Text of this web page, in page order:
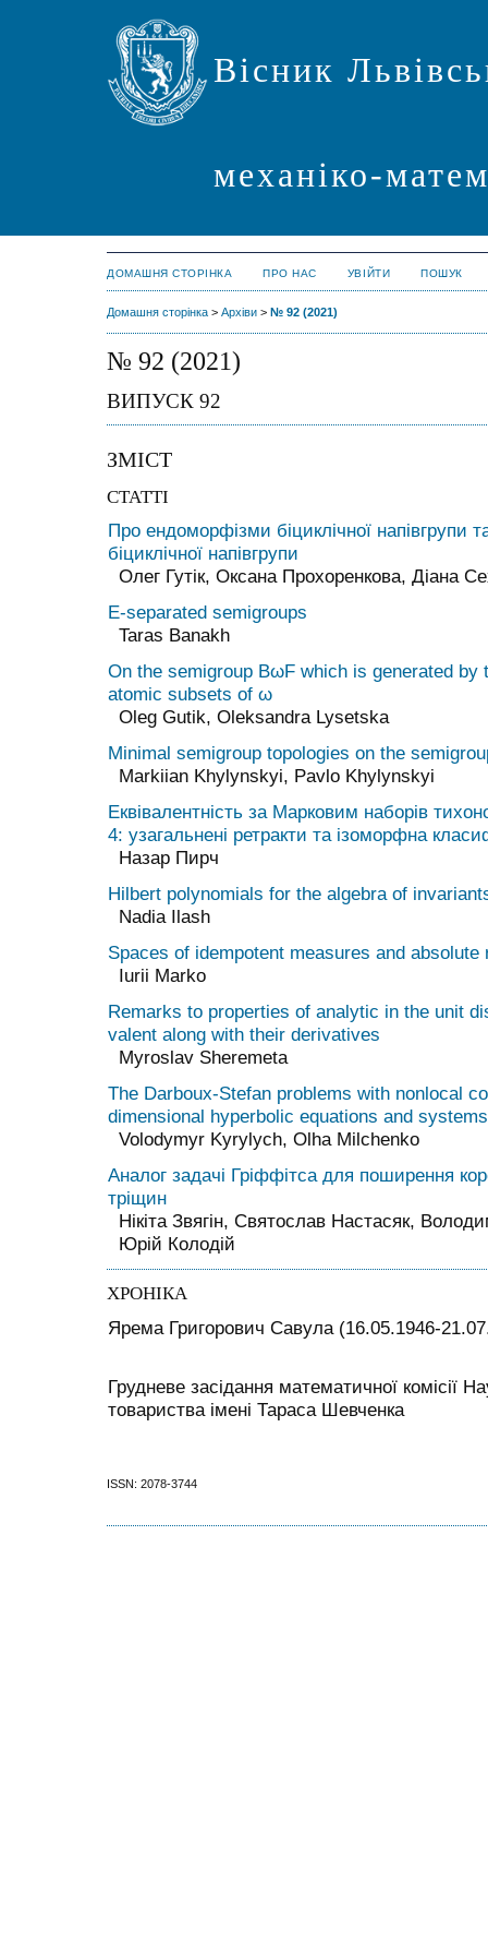
Вісник
механіко-
ДОМАШНЯ СТОРІНКА ПРО НАС УВІЙТИ ПОШУК
Домашня сторінка > Архіви > № 92 (2021)
№ 92 (2021)
ВИПУСК 92
ЗМІСТ
СТАТТІ
Про ендоморфiзми бiциклiчної напiвгрупи
бiциклiчної напiвгрупи
Олег Гутік, Оксана Прохоренкова, Діана
E-separated semigroups
Taras Banakh
On the semigroup BωF which is generated
atomic subsets of ω
Oleg Gutik, Oleksandra Lysetska
Minimal semigroup topologies on the
Markiian Khylynskyi, Pavlo Khylynskyi
Еквівалентність за Марковим наборів
4: узагальнені ретракти та ізоморфна
Назар Пирч
Hilbert polynomials for the algebra of
Nadia Ilash
Spaces of idempotent measures and absolute
Iurii Marko
Remarks to properties of analytic in the unit
valent along with their derivatives
Myroslav Sheremeta
The Darboux-Stefan problems with nonlocal
dimensional hyperbolic equations and systems
Volodymyr Kyrylych, Olha Milchenko
Аналог задачі Гріффітса для поширення
тріщин
Нікіта Звягін, Святослав Настасяк,
Юрій Колодій
ХРОНІКА
Ярема Григорович Савула (16.05.1946-
Грудневе засідання математичної комісії
товариства імені Тараса Шевченка
ISSN: 2078-3744